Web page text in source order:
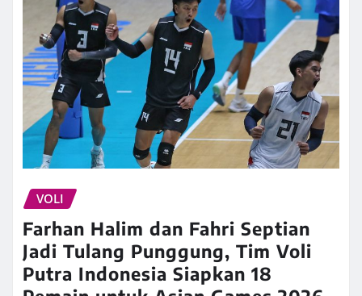
VOLI
Farhan Halim dan Fahri Septian
Jadi Tulang Punggung, Tim Voli
Putra Indonesia Siapkan 18